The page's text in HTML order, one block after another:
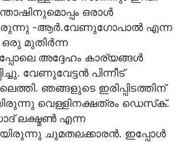
ഒരാള്‍
-ആര്‍.വേണുഗോപാല്‍ എന്ന
മുതിര്‍ന്ന
അദ്ദേഹം കാര്യങ്ങള്‍
വേണുവേട്ടന്‍ പിന്നീട്
ഞങ്ങളുടെ ഇരിപ്പിടത്തിന്
വെള്ളിനക്ഷത്രം ഡെസ്‌ക്.
ലക്ഷ്മണ്‍ എന്ന
ചുമതലക്കാരന്‍. ഇപ്പോള്‍